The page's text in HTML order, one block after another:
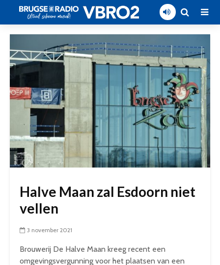
Halve Maan zal Esdoorn niet
vellen
3 november 2021
Brouwerij De Halve Maan kreeg recent een
omgevingsvergunning voor het plaatsen van een